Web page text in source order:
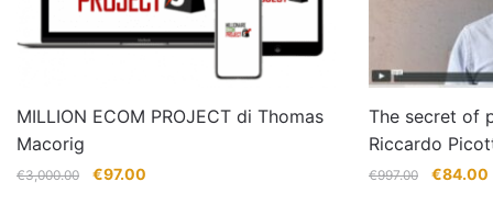
MILLION ECOM PROJECT di Thomas
Macorig
€3,000.00
Il
€97.00
The secret of
Riccardo
€997.00
Il
€84.00